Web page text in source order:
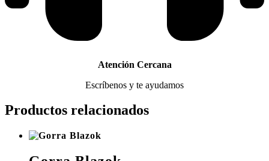
Atención Cercana
Escríbenos y te ayudamos
Productos relacionados